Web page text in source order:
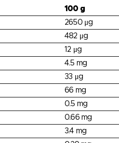
100 g
2650 μg
482 μg
12 μg
4.5 mg
33 μg
66 mg
0.5 mg
0.66 mg
3.4 mg